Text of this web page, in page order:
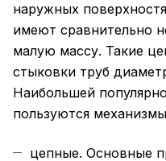
наружных
имеют сравнительно
малую массу. Такие
стыковки труб
Наибольшей
пользуются
цепные. Основные